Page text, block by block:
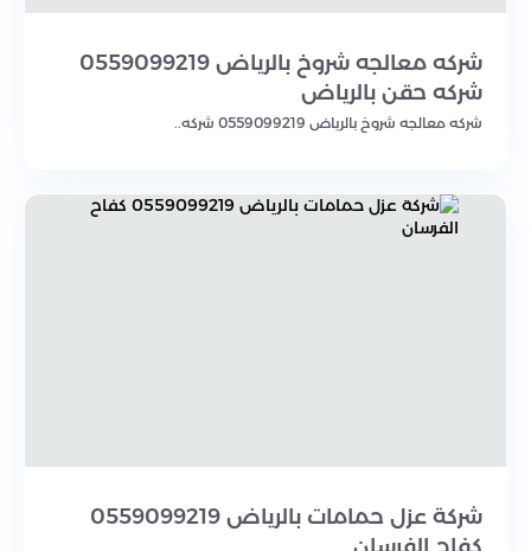
شركه معالجه شروخ بالرياض 0559099219
شركه حقن بالرياض
شركه معالجه شروخ بالرياض 0559099219 شركه..
شركة عزل حمامات بالرياض 0559099219